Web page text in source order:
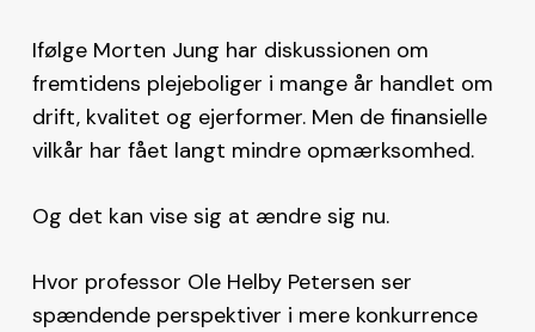
Ifølge Morten Jung har diskussionen om
fremtidens plejeboliger i mange år handlet om
drift, kvalitet og ejerformer. Men de finansielle
vilkår har fået langt mindre opmærksomhed.
Og det kan vise sig at ændre sig nu.
Hvor professor Ole Helby Petersen ser
spændende perspektiver i mere konkurrence